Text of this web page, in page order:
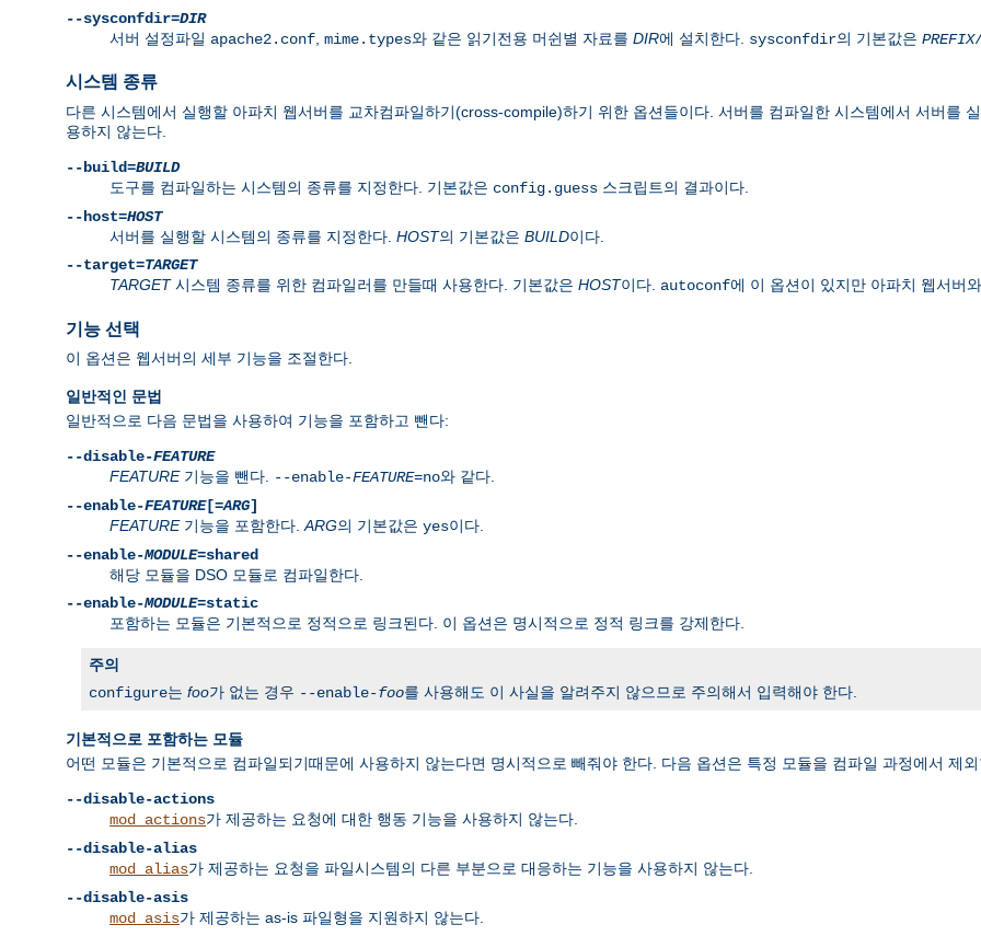
--sysconfdir=DIR
서버 설정파일 apache2.conf mime.types와 같은 읽기전용 머쉰별 자료를 DIR에 설치한다. sysconfdir의 기본값은 PREFIX
시스템 종류
다른 시스템에서 실행할 아파치 웹서버를 교차컴파일하기(cross-compile)하기 위한 옵션들이다. 서버를 컴파일한 시스템에서 서버를
용하지 않는다.
--build=BUILD
도구를 컴파일하는 시스템의 종류를 지정한다. 기본값은 config.guess 스크립트의 결과이다.
--host=HOST
서버를 실행할 시스템의 종류를 지정한다. HOST의 기본값은 BUILD이다.
--target=TARGET
TARGET시스템 종류를 위한 컴파일러를 만들때 사용한다. 기본값은 HOST이다. autoconf에 이 옵션이 있지만 아파치 웹서버
기능 선택
이 옵션은 웹서버의 세부 기능을 조절한다.
일반적인 문법
일반적으로 다음 문법을 사용하여 기능을 포함하고 뺀다:
--disable-FEATURE
FEATURE기능을 뺀다. --enable-FEATURE=no와 같다.
--enable-FEATURE[=ARG]
FEATURE기능을 포함한다. ARG의 기본값은 yes이다.
--enable-MODULE=shared
해당 모듈을 DSO 모듈로 컴파일한다.
--enable-MODULE=static
포함하는 모듈은 기본적으로 정적으로 링크된다. 이 옵션은 명시적으로 정적 링크를 강제한다.
주의
configure는 foo가 없는 경우 --enable-foo를 사용해도 이 사실을 알려주지 않으므로 주의해서 입력해야 한다.
기본적으로 포함하는 모듈
어떤 모듈은 기본적으로 컴파일되기때문에 사용하지 않는다면 명시적으로 빼줘야 한다. 다음 옵션은 특정 모듈을 컴파일 과정에서 제외
--disable-actions
mod_actions가 제공하는 요청에 대한 행동 기능을 사용하지 않는다.
--disable-alias
mod_alias가 제공하는 요청을 파일시스템의 다른 부분으로 대응하는 기능을 사용하지 않는다.
--disable-asis
mod_asis가 제공하는 as-is 파일형을 지원하지 않는다.